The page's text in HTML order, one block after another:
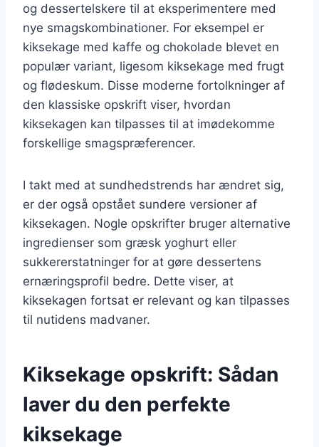
og dessertelskere til at eksperimentere med
nye smagskombinationer. For eksempel er
kiksekage med kaffe og chokolade blevet en
populær variant, ligesom kiksekage med frugt
og flødeskum. Disse moderne fortolkninger af
den klassiske opskrift viser, hvordan
kiksekagen kan tilpasses til at imødekomme
forskellige smagspræferencer.
I takt med at sundhedstrends har ændret sig,
er der også opstået sundere versioner af
kiksekagen. Nogle opskrifter bruger alternative
ingredienser som græsk yoghurt eller
sukkererstatninger for at gøre dessertens
ernæringsprofil bedre. Dette viser, at
kiksekagen fortsat er relevant og kan tilpasses
til nutidens madvaner.
Kiksekage opskrift: Sådan
laver du den perfekte
kiksekage